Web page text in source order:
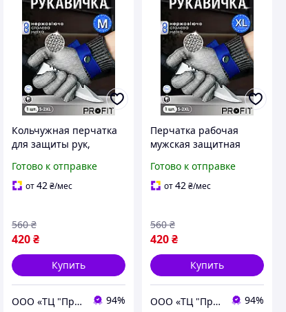
Кольчужная перчатка
для защиты рук,
строительные,
рабочие защитные,
Готово к отправке
от42 ₴/мес
420 ₴
560 ₴
Купить
ООО «ТЦ "Профит"» 94%
Перчатка рабочая
мужская защитная
защиты рук при
разделке мяса, рыбы,
Готово к отправке
от42₴/мес
420₴
560 ₴
Купить
ООО «ТЦ "Профит"» 94%